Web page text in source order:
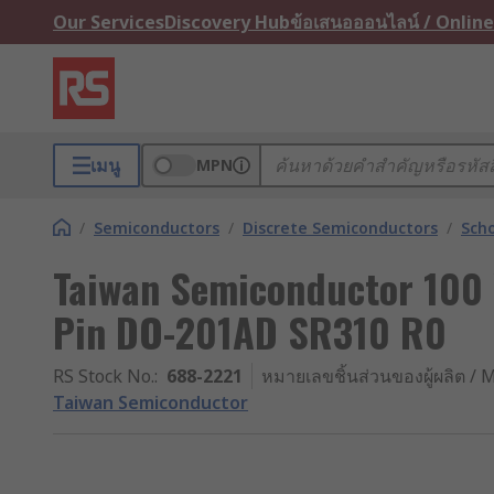
Our ServicesDiscovery Hubข้อเสนอออนไลน์ /
เมนู MPN
/ Semiconductors / Discrete Semiconductors /
Taiwan Semiconductor
Pin DO-201AD SR310 R0
RS Stock No.: 688-2221
หมายเลขชิ้นส่วนของผู้ผลิต /
Taiwan Semiconductor